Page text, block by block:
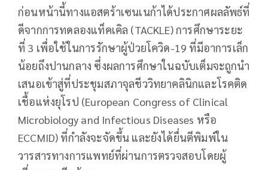
ก่อนหน้านี้ทางแอสตร้าเซนเนก้าได้ประกาศผลลัพธ์ที่
ดีจากการทดลองแท็คเคิล (TACKLE) การศึกษาระยะ
ที่ 3 เพื่อใช้ในการรักษาผู้ป่วยโควิด-19 ที่มีอาการเล็ก
น้อยถึงปานกลาง ซึ่งผลการศึกษาในฉบับเต็มจะถูกนำ
เสนอเข้าสู่ที่ประชุมสภาจุลชีววิทยาคลินิกและโรคติด
เชื้อแห่งยุโรป (European Congress of Clinical
Microbiology and Infectious Diseases หรือ
ECCMID) ที่กำลังจะจัดขึ้น และยังได้ยื่นตีพิมพ์ใน
วารสารทางการแพทย์ที่ผ่านการตรวจสอบโดยผู้